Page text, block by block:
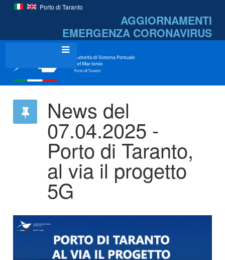
Porto di Taranto
AGGIORNAMENTI
EMERGENZA CORONAVIRUS
News del
07.04.2025 -
Porto di Taranto,
al via il progetto
5G